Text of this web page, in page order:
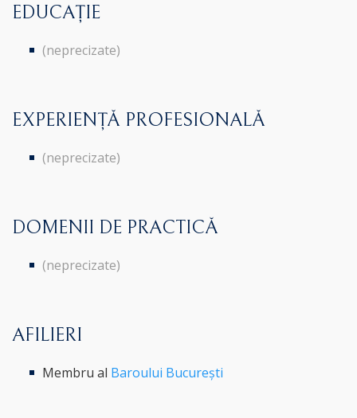
EDUCAȚIE
(neprecizate)
EXPERIENȚĂ PROFESIONALĂ
(neprecizate)
DOMENII DE PRACTICĂ
(neprecizate)
AFILIERI
Membru al Baroului București